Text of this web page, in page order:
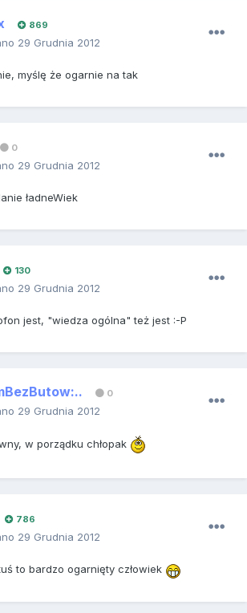
869
29 Grudnia 2012
myślę że ogarnie na tak
0
29 Grudnia 2012
ładneWiek
130
29 Grudnia 2012
jest, "wiedza ogólna" też jest :-P
0
29 Grudnia 2012
w porządku chłopak
786
29 Grudnia 2012
to bardzo ogarnięty człowiek